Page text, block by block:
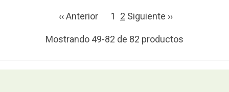
‹‹ Anterior 1 2 Siguiente ››
Mostrando 49-82 de 82 productos